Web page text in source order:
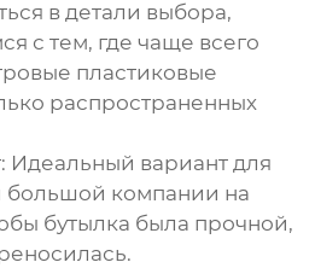
в детали выбора,
с тем, где чаще всего
пластиковые
распространенных
Идеальный вариант для
большой компании на
бутылка была прочной,